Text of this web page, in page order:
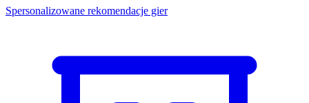
Spersonalizowane rekomendacje gier